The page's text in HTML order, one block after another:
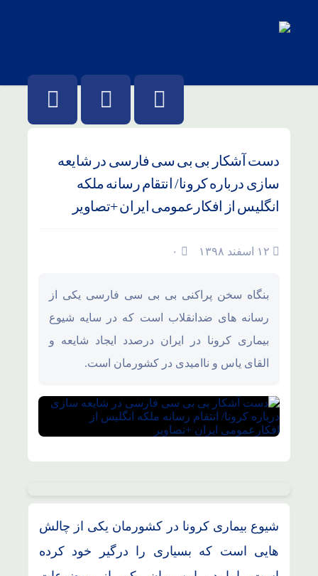
دست آشکار بی بی سی فارسی در شایعه
سازی درباره کرونا/ انتقام رسانه ملکه
انگلیس از افکارعمومی ایران +تصاویر
۰
بنگاه سخن پراکنی بی بی سی فارسی یکی از
رسانه های ضدانقلاب است که در سایه شیوع
بیماری کرونا در ایران درصدد ایجاد شایعه و
القای یاس و ناامیدی در کشورمان است.
شیوع بیماری کرونا در کشورمان یکی از چالش
هایی است که بسیاری را درگیر خود کرده